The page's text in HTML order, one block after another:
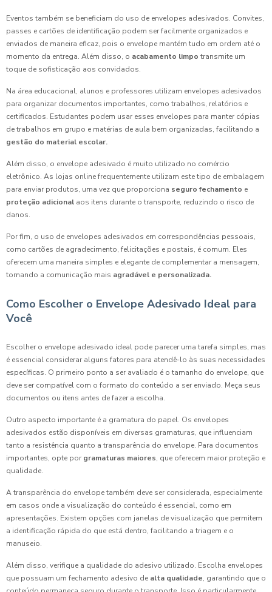
Eventos também se beneficiam do uso de envelopes adesivados. Convites,
passes e cartões de identificação podem ser facilmente organizados e
enviados de maneira eficaz, pois o envelope mantém tudo em ordem até o
momento da entrega. Além disso, o acabamento limpo transmite um
toque de sofisticação aos convidados.
Na área educacional, alunos e professores utilizam envelopes adesivados
para organizar documentos importantes, como trabalhos, relatórios e
certificados. Estudantes podem usar esses envelopes para manter cópias
de trabalhos em grupo e matérias de aula bem organizadas, facilitando a
gestão do material escolar.
Além disso, o envelope adesivado é muito utilizado no comércio
eletrônico. As lojas online frequentemente utilizam este tipo de embalagem
para enviar produtos, uma vez que proporciona seguro fechamento e
proteção adicional aos itens durante o transporte, reduzindo o risco de
danos.
Por fim, o uso de envelopes adesivados em correspondências pessoais,
como cartões de agradecimento, felicitações e postais, é comum. Eles
oferecem uma maneira simples e elegante de complementar a mensagem,
tornando a comunicação mais agradável e personalizada.
Como Escolher o Envelope Adesivado Ideal para
Você
Escolher o envelope adesivado ideal pode parecer uma tarefa simples, mas
é essencial considerar alguns fatores para atendê-lo às suas necessidades
específicas. O primeiro ponto a ser avaliado é o tamanho do envelope, que
deve ser compatível com o formato do conteúdo a ser enviado. Meça seus
documentos ou itens antes de fazer a escolha.
Outro aspecto importante é a gramatura do papel. Os envelopes
adesivados estão disponíveis em diversas gramaturas, que influenciam
tanto a resistência quanto a transparência do envelope. Para documentos
importantes, opte por gramaturas maiores, que oferecem maior proteção e
qualidade.
A transparência do envelope também deve ser considerada, especialmente
em casos onde a visualização do conteúdo é essencial, como em
apresentações. Existem opções com janelas de visualização que permitem
a identificação rápida do que está dentro, facilitando a triagem e o
manuseio.
Além disso, verifique a qualidade do adesivo utilizado. Escolha envelopes
que possuam um fechamento adesivo de alta qualidade, garantindo que o